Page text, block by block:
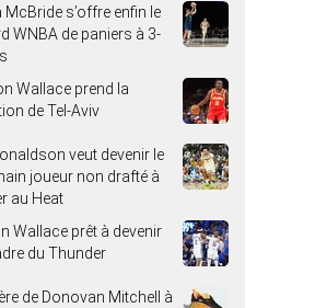
McBride s’offre enfin le
WNBA de paniers à 3-
Wallace prend la
de Tel-Aviv
veut devenir le
joueur non drafté à
au Heat
Wallace prêt à devenir
du Thunder
de Donovan Mitchell à